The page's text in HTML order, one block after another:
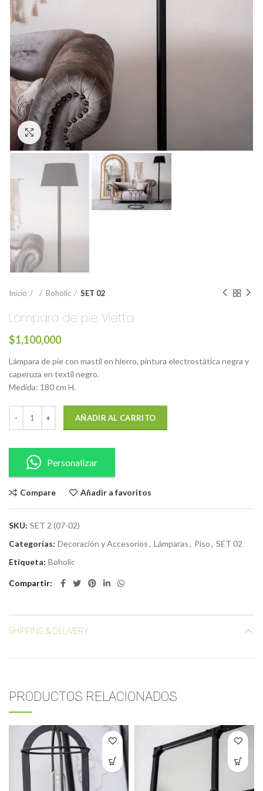
Click to enlarge
Inicio Boholic SET 02
Lámpara de pie Vietta
$1,100,000
Lámpara de pie con mastil en hierro, pintura electrostática negra y
caperuza en textil negro.
Medida: 180 cm H.
AÑADIR AL CARRITO
Personalizar
Compare Añadir a favoritos
SKU: SET 2 (07-02)
Categorías: Decoración y Accesorios, Lámparas, Piso, SET 02
Etiqueta: Boholic
Compartir
SHIPPING & DELIVERY
PRODUCTOS RELACIONADOS